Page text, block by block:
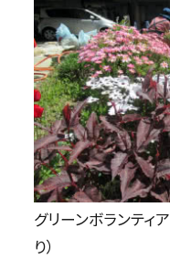
グリーンボランティ
り）